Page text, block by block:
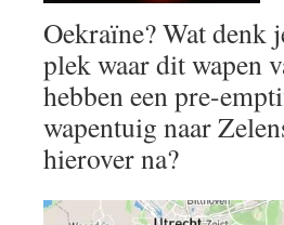
Oekraïne? Wat denk
plek waar dit wapen
hebben een pre-
wapentuig naar
hierover na?